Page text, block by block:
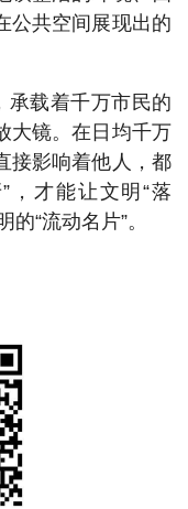
公共空间展现出的
承载着千万市民的
大镜。在日均千万
接影响着他人，都
，才能让文明“落
“流动名片”。